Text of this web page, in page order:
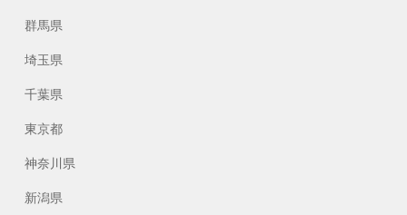
群馬県
埼玉県
千葉県
東京都
神奈川県
新潟県